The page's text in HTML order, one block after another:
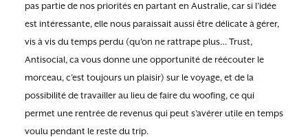
pas partie de nos priorités en partant en Australie, car si l’idée
est intéressante, elle nous paraissait aussi être délicate à gérer,
vis à vis du temps perdu (qu’on ne rattrape plus… Trust,
Antisocial, ca vous donne une opportunité de réécouter le
morceau, c’est toujours un plaisir) sur le voyage, et de la
possibilité de travailler au lieu de faire du woofing, ce qui
permet une rentrée de revenus qui peut s’avérer utile en temps
voulu pendant le reste du trip.